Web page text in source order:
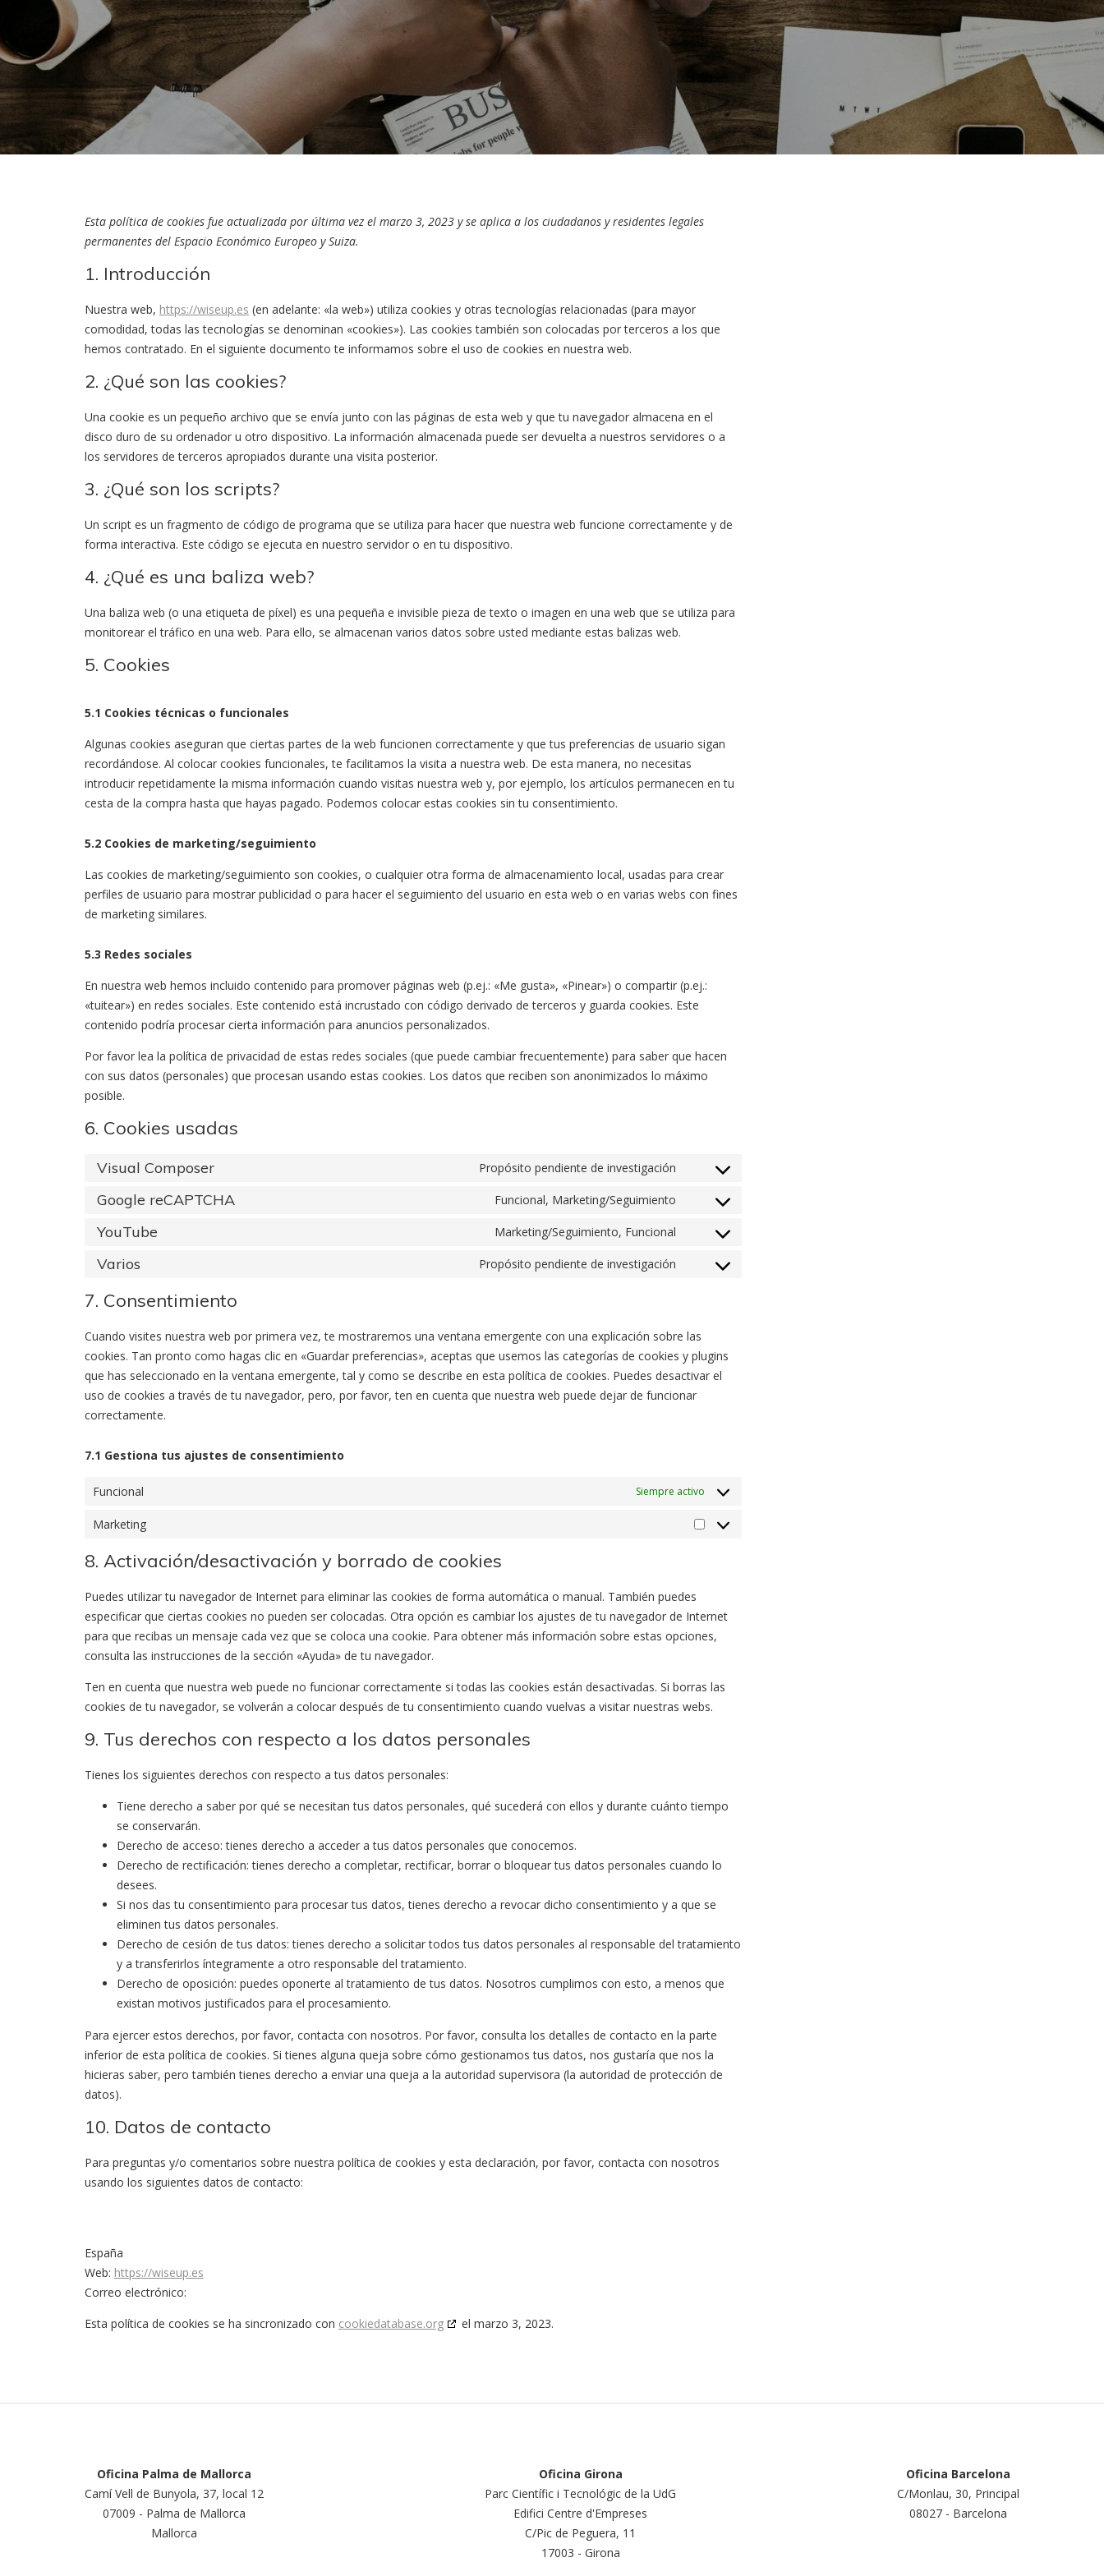
Esta política de cookies fue actualizada por última vez el marzo 3, 2023 y se aplica a los ciudadanos y residentes legales
permanentes del Espacio Económico Europeo y Suiza.
1. Introducción
Nuestra web, https://wiseup.es (en adelante: «la web») utiliza cookies y otras tecnologías relacionadas (para mayor
comodidad, todas las tecnologías se denominan «cookies»). Las cookies también son colocadas por terceros a los que
hemos contratado. En el siguiente documento te informamos sobre el uso de cookies en nuestra web.
2. ¿Qué son las cookies?
Una cookie es un pequeño archivo que se envía junto con las páginas de esta web y que tu navegador almacena en el
disco duro de su ordenador u otro dispositivo. La información almacenada puede ser devuelta a nuestros servidores o a
los servidores de terceros apropiados durante una visita posterior.
3. ¿Qué son los scripts?
Un script es un fragmento de código de programa que se utiliza para hacer que nuestra web funcione correctamente y de
forma interactiva. Este código se ejecuta en nuestro servidor o en tu dispositivo.
4. ¿Qué es una baliza web?
Una baliza web (o una etiqueta de píxel) es una pequeña e invisible pieza de texto o imagen en una web que se utiliza para
monitorear el tráfico en una web. Para ello, se almacenan varios datos sobre usted mediante estas balizas web.
5. Cookies
5.1 Cookies técnicas o funcionales
Algunas cookies aseguran que ciertas partes de la web funcionen correctamente y que tus preferencias de usuario sigan
recordándose. Al colocar cookies funcionales, te facilitamos la visita a nuestra web. De esta manera, no necesitas
introducir repetidamente la misma información cuando visitas nuestra web y, por ejemplo, los artículos permanecen en tu
cesta de la compra hasta que hayas pagado. Podemos colocar estas cookies sin tu consentimiento.
5.2 Cookies de marketing/seguimiento
Las cookies de marketing/seguimiento son cookies, o cualquier otra forma de almacenamiento local, usadas para crear
perfiles de usuario para mostrar publicidad o para hacer el seguimiento del usuario en esta web o en varias webs con fines
de marketing similares.
5.3 Redes sociales
En nuestra web hemos incluido contenido para promover páginas web (p.ej.: «Me gusta», «Pinear») o compartir (p.ej.:
«tuitear») en redes sociales. Este contenido está incrustado con código derivado de terceros y guarda cookies. Este
contenido podría procesar cierta información para anuncios personalizados.
Por favor lea la política de privacidad de estas redes sociales (que puede cambiar frecuentemente) para saber que hacen
con sus datos (personales) que procesan usando estas cookies. Los datos que reciben son anonimizados lo máximo
posible.
6. Cookies usadas
Visual Composer Propósito pendiente de investigación
Consent to service visual-composer
Google reCAPTCHA Funcional, Marketing/Seguimiento
Consent to service google-recaptcha
YouTube Marketing/Seguimiento, Funcional
Consent to service youtube
Varios Propósito pendiente de investigación
Consent to service varios
7. Consentimiento
Cuando visites nuestra web por primera vez, te mostraremos una ventana emergente con una explicación sobre las
cookies. Tan pronto como hagas clic en «Guardar preferencias», aceptas que usemos las categorías de cookies y plugins
que has seleccionado en la ventana emergente, tal y como se describe en esta política de cookies. Puedes desactivar el
uso de cookies a través de tu navegador, pero, por favor, ten en cuenta que nuestra web puede dejar de funcionar
correctamente.
7.1 Gestiona tus ajustes de consentimiento
Funcional Siempre activo
Marketing
Marketing
8. Activación/desactivación y borrado de cookies
Puedes utilizar tu navegador de Internet para eliminar las cookies de forma automática o manual. También puedes
especificar que ciertas cookies no pueden ser colocadas. Otra opción es cambiar los ajustes de tu navegador de Internet
para que recibas un mensaje cada vez que se coloca una cookie. Para obtener más información sobre estas opciones,
consulta las instrucciones de la sección «Ayuda» de tu navegador.
Ten en cuenta que nuestra web puede no funcionar correctamente si todas las cookies están desactivadas. Si borras las
cookies de tu navegador, se volverán a colocar después de tu consentimiento cuando vuelvas a visitar nuestras webs.
9. Tus derechos con respecto a los datos personales
Tienes los siguientes derechos con respecto a tus datos personales:
Tiene derecho a saber por qué se necesitan tus datos personales, qué sucederá con ellos y durante cuánto tiempo
se conservarán.
Derecho de acceso: tienes derecho a acceder a tus datos personales que conocemos.
Derecho de rectificación: tienes derecho a completar, rectificar, borrar o bloquear tus datos personales cuando lo
desees.
Si nos das tu consentimiento para procesar tus datos, tienes derecho a revocar dicho consentimiento y a que se
eliminen tus datos personales.
Derecho de cesión de tus datos: tienes derecho a solicitar todos tus datos personales al responsable del tratamiento
y a transferirlos íntegramente a otro responsable del tratamiento.
Derecho de oposición: puedes oponerte al tratamiento de tus datos. Nosotros cumplimos con esto, a menos que
existan motivos justificados para el procesamiento.
Para ejercer estos derechos, por favor, contacta con nosotros. Por favor, consulta los detalles de contacto en la parte
inferior de esta política de cookies. Si tienes alguna queja sobre cómo gestionamos tus datos, nos gustaría que nos la
hicieras saber, pero también tienes derecho a enviar una queja a la autoridad supervisora (la autoridad de protección de
datos).
10. Datos de contacto
Para preguntas y/o comentarios sobre nuestra política de cookies y esta declaración, por favor, contacta con nosotros
usando los siguientes datos de contacto:
España
Web: https://wiseup.es
Correo electrónico:
Esta política de cookies se ha sincronizado con cookiedatabase.org el marzo 3, 2023.
Oficina Palma de Mallorca
Camí Vell de Bunyola, 37, local 12
07009 - Palma de Mallorca
Mallorca
Oficina Girona
Parc Científic i Tecnológic de la UdG
Edifici Centre d'Empreses
C/Pic de Peguera, 11
17003 - Girona
Oficina Barcelona
C/Monlau, 30, Principal
08027 - Barcelona